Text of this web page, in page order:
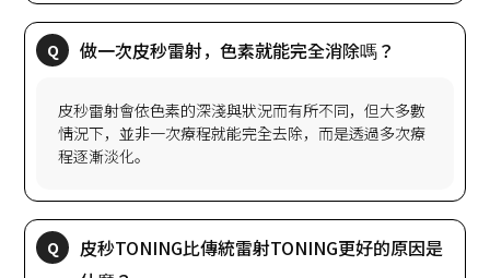
皮秒雷射會依色素的深淺與狀況而有所不同，但大多數
情況下，並非一次療程就能完全去除，而是透過多次療
皮秒TONING比傳統雷射TONING更好的原因是